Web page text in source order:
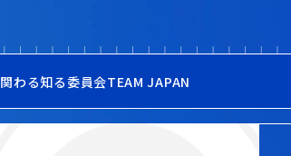
関わる知る委員会TEAM JAPAN